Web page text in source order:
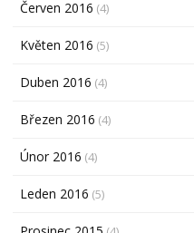
Červen 2016 (4)
Květen 2016 (5)
Duben 2016 (4)
Březen 2016 (4)
Únor 2016 (4)
Leden 2016 (5)